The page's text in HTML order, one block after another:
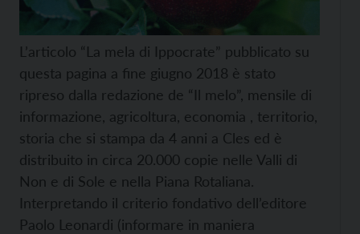
L’articolo “La mela di Ippocrate” pubblicato su
questa pagina a fine giugno 2018 è stato
ripreso dalla redazione de “Il melo”, mensile di
informazione, agricoltura, economia , territorio,
storia che si stampa da 4 anni a Cles ed è
distribuito in circa 20.000 copie nelle Valli di
Non e di Sole e nella Piana Rotaliana.
Interpretando il criterio fondativo dell’editore
Paolo Leonardi (informare in maniera